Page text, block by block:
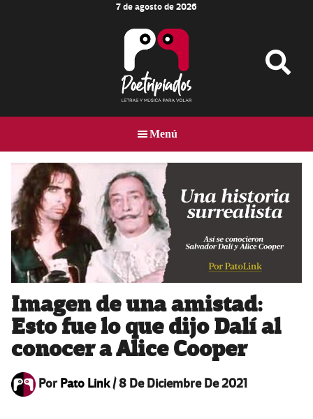
7 de agosto de 2026
MÚSICA
PARA
VOLAR
Menú
Imagen de una amistad:
Esto fue lo que dijo Dalí al
conocer a Alice Cooper
PorPato Link/8 De Diciembre De 2021